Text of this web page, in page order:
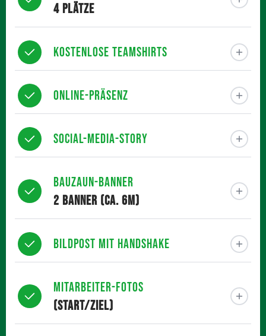
4 Plätze
Kostenlose Teamshirts
Online-Präsenz
Social-Media-Story
Bauzaun-Banner
2 Banner (ca. 6m)
Bildpost mit Handshake
Mitarbeiter-Fotos
(Start/Ziel)